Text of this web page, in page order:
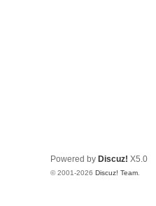
Powered by Discuz! X5.0
© 2001-2026 Discuz! Team